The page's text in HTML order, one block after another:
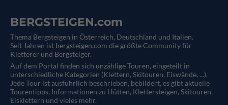
BERGSTEIGEN.com
Thema Bergsteigen in Österreich, Deutschland und Italien.
Seit Jahren ist bergsteigen.com die größte Community für
Kletterer und Bergsteiger.
Auf dem Portal finden sich unzählige Touren, eingeteilt in
unterschiedliche Kategorien (Klettern, Skitouren, Eiswände, ...).
Jede Tour ist ausführlich beschrieben, bebildert, es gibt aktuelle
Tourentipps, Informationen zu Hütten, Klettersteigen, Skitouren,
Eisklettern und vieles mehr.